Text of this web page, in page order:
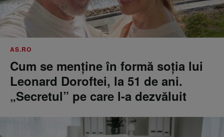
AS.RO
Cum se menţine în formă soţia lui
Leonard Doroftei, la 51 de ani.
„Secretul” pe care l-a dezvăluit